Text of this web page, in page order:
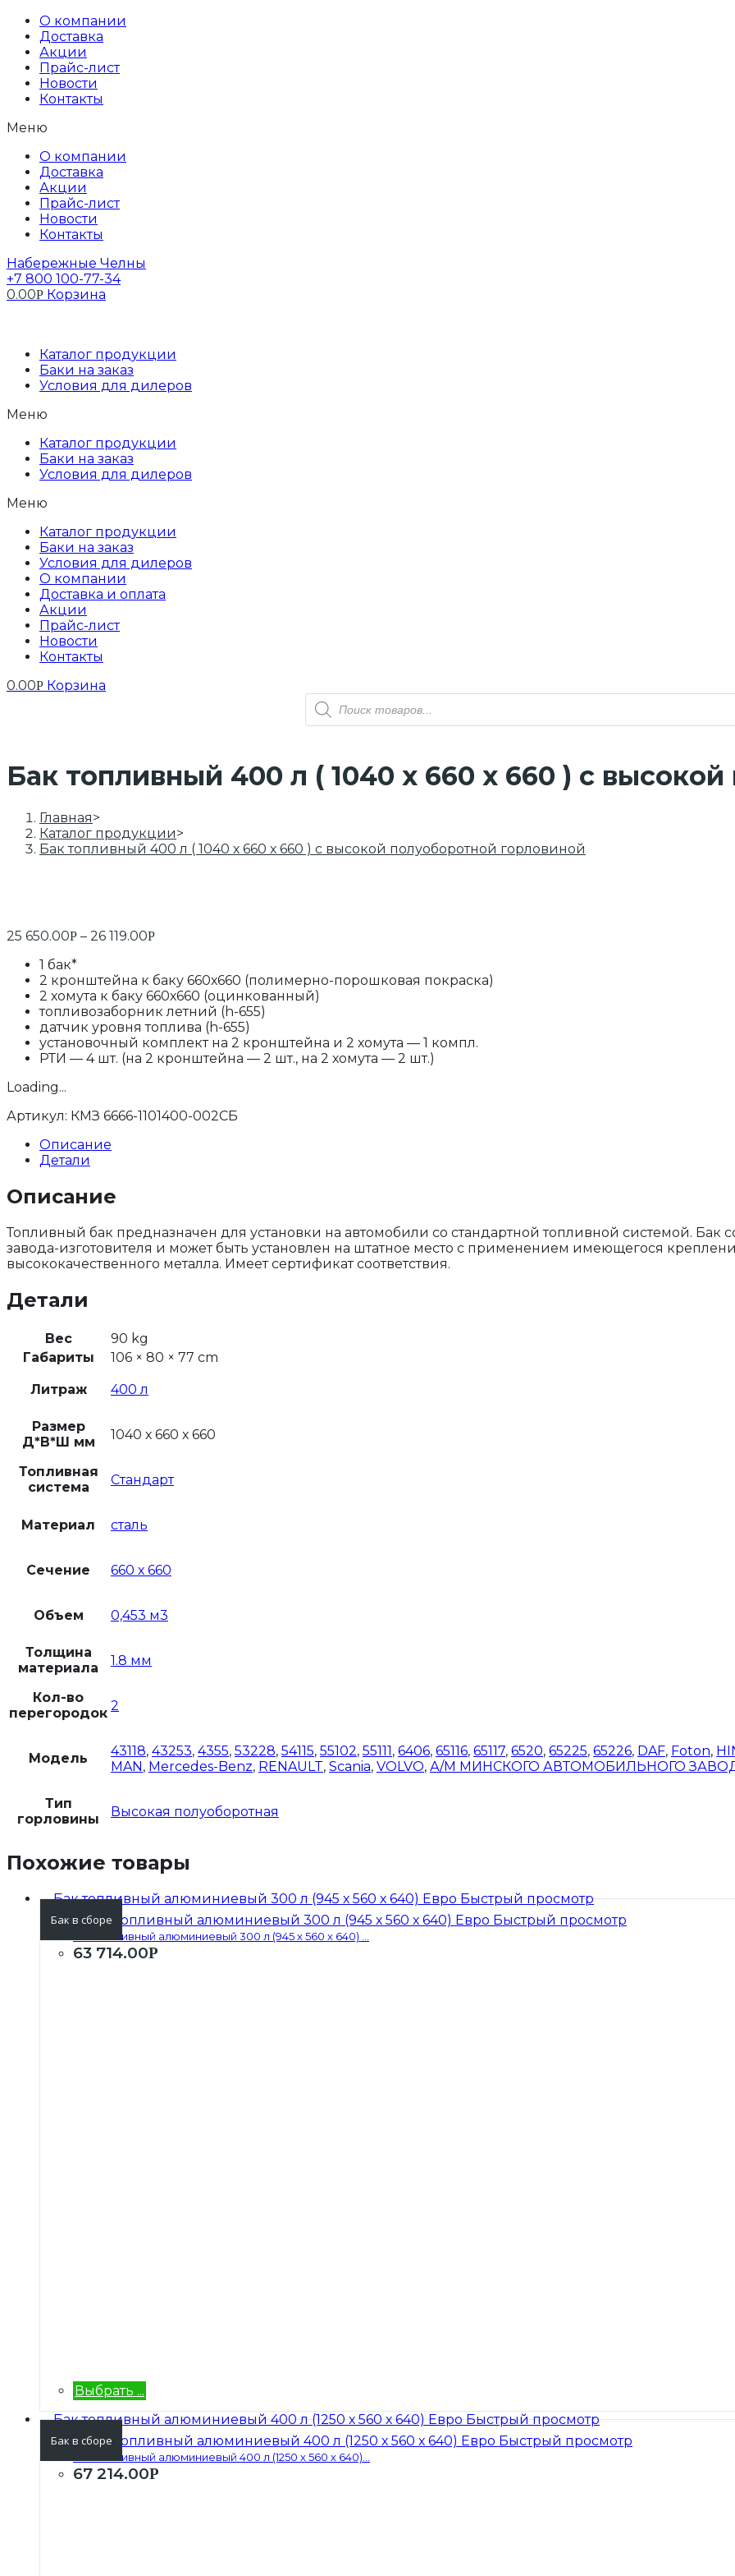
Перейти
содержимому
О компании
Доставка
Акции
Прайс-лист
Новости
Контакты
Меню
О компании
Доставка
Акции
Прайс-лист
Новости
Контакты
Набережные Челны
+7 800 100-77-34
0.00Р Корзина
Каталог продукции
Баки на заказ
Условия для дилеров
Меню
Каталог продукции
Баки на заказ
Условия для дилеров
Меню
Каталог продукции
Баки на заказ
Условия для дилеров
О компании
Доставка и оплата
Акции
Прайс-лист
Новости
Контакты
0.00Р Корзина
Поиск
товаров
Бак топливный 400 л ( 1040 х 660 х 660 ) с
Главная>
Каталог продукции>
Бак топливный 400 л ( 1040 х 660 х 660 ) с высокой полуоборотной горловиной
Бак в сборе
25 650.00Р – 26 119.00Р
1 бак*
2 кронштейна к баку 660х660 (полимерно-порошковая покраска)
2 хомута к баку 660х660 (оцинкованный)
топливозаборник летний (h-655)
датчик уровня топлива (h-655)
установочный комплект на 2 кронштейна и 2 хомута — 1 компл.
РТИ — 4 шт. (на 2 кронштейна — 2 шт., на 2 хомута — 2 шт.)
Loading...
Артикул: КМЗ 6666-1101400-002СБ
Описание
Детали
Описание
Топливный бак предназначен для установки на автомобили со стандартной топливной системой. Бак
завода-изготовителя и может быть установлен на штатное место с применением имеющегося
высококачественного металла. Имеет сертификат соответствия.
Детали
Вес
90 kg
Габариты
106 × 80 × 77 cm
Литраж 400 л
Размер
Д*В*Ш мм
1040 х 660 х 660
Топливная
система
Стандарт
Материал сталь
Сечение 660 х 660
Объем 0,453 м3
Толщина
материала
1.8 мм
Кол-во
перегородок 2
Модель 43118, 43253, 4355, 53228, 54115, 55102, 55111, 6406, 65116, 65117, 6520, 65225, 65226, DAF, Foton,
MAN, Mercedes-Benz, RENAULT, Scania, VOLVO, А/М МИНСКОГО АВТОМОБИЛЬНОГО
Тип
горловины
Высокая полуоборотная
Похожие товары
Быстрый просмотр
Бак в сборе Быстрый просмотр
Бак топливный алюминиевый 300 л (945 х 560 х 640) ...
63 714.00Р
Выбрать ...
Быстрый просмотр
Бак в сборе Быстрый просмотр
Бак топливный алюминиевый 400 л (1250 х 560 х 640)...
67 214.00Р